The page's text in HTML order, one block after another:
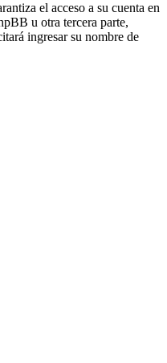
el acceso a su cuenta en
u otra tercera parte,
ingresar su nombre de